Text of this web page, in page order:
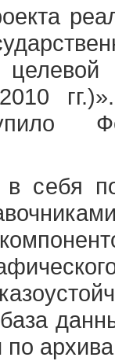
себя